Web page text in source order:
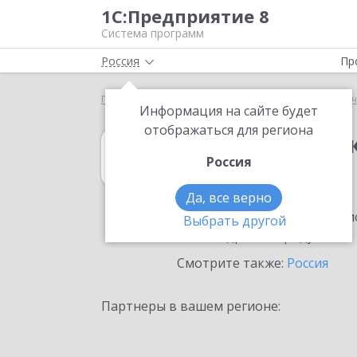
1С:Предприятие 8
Система программ
Россия
Информация на сайте будет
отображаться для региона
Россия
Да, все верно
Выбрать другой
Главная 1С:Зарплата и кадры государственного
1С:Зарплата и
в Гусеве
Ознакомьтесь с
Смотрите также: Россия
Партнеры в вашем регионе: